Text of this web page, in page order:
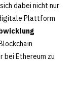
dabei nicht nur
Plattform
Ethereum zu